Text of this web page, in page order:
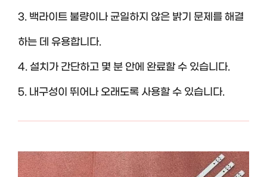
3. 백라이트 불량이나 균일하지 않은 밝기 문제를 해결
하는 데 유용합니다.
4. 설치가 간단하고 몇 분 안에 완료할 수 있습니다.
5. 내구성이 뛰어나 오래도록 사용할 수 있습니다.